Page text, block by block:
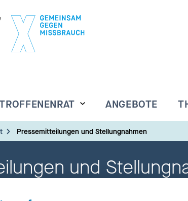
ANGEBOTE
Pressemitteilungen und Stellungnahmen
und